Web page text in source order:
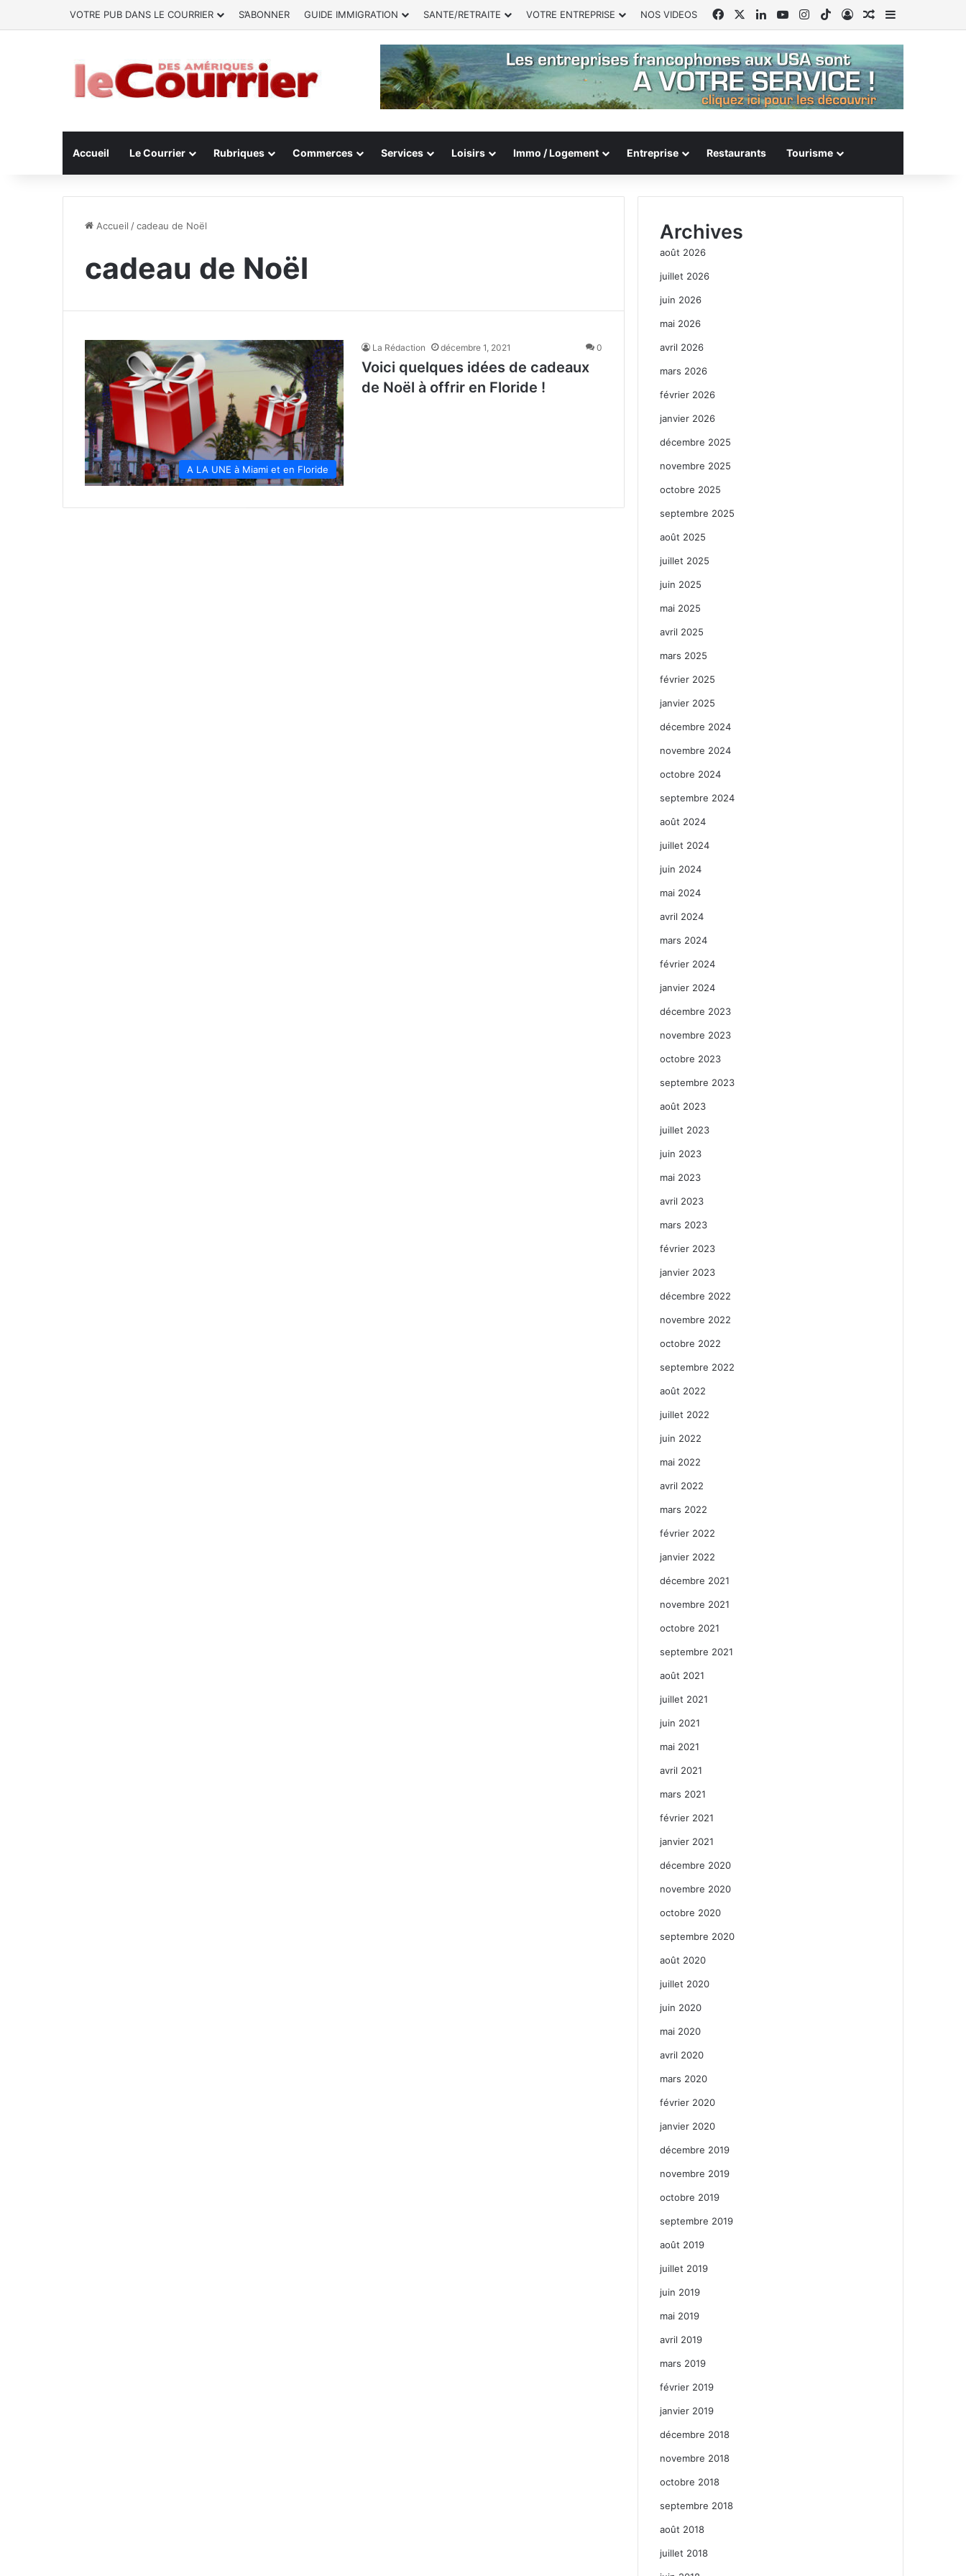
VOTRE PUB DANS LE COURRIER S’ABONNER GUIDE IMMIGRATION SANTE/RETRAITE VOTRE ENTREPRISE NOS VIDEOS FacebookLinkedinYouTubeInstagram
TikTokConnexion
Article Aléatoire
Sidebar
Accueil Le Courrier Rubriques Commerces Services Loisirs Immo / Logement Entreprise Restaurants Tourisme
Accueil /cadeau de Noël
cadeau de Noël
A LA UNE à Miami et en Floride
La Rédaction décembre 1, 2021 0
Voici quelques idées de cadeaux
de Noël à offrir en Floride !
Archives
août 2026
juillet 2026
juin 2026
mai 2026
avril 2026
mars 2026
février 2026
janvier 2026
décembre 2025
novembre 2025
octobre 2025
septembre 2025
août 2025
juillet 2025
juin 2025
mai 2025
avril 2025
mars 2025
février 2025
janvier 2025
décembre 2024
novembre 2024
octobre 2024
septembre 2024
août 2024
juillet 2024
juin 2024
mai 2024
avril 2024
mars 2024
février 2024
janvier 2024
décembre 2023
novembre 2023
octobre 2023
septembre 2023
août 2023
juillet 2023
juin 2023
mai 2023
avril 2023
mars 2023
février 2023
janvier 2023
décembre 2022
novembre 2022
octobre 2022
septembre 2022
août 2022
juillet 2022
juin 2022
mai 2022
avril 2022
mars 2022
février 2022
janvier 2022
décembre 2021
novembre 2021
octobre 2021
septembre 2021
août 2021
juillet 2021
juin 2021
mai 2021
avril 2021
mars 2021
février 2021
janvier 2021
décembre 2020
novembre 2020
octobre 2020
septembre 2020
août 2020
juillet 2020
juin 2020
mai 2020
avril 2020
mars 2020
février 2020
janvier 2020
décembre 2019
novembre 2019
octobre 2019
septembre 2019
août 2019
juillet 2019
juin 2019
mai 2019
avril 2019
mars 2019
février 2019
janvier 2019
décembre 2018
novembre 2018
octobre 2018
septembre 2018
août 2018
juillet 2018